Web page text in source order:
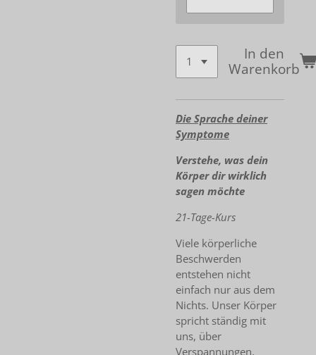
In den
Warenkorb
Die Sprache deiner
Symptome
Verstehe, was dein
Körper dir wirklich
sagen möchte
21-Tage-Kurs
Viele körperliche
Beschwerden
entstehen nicht
einfach nur aus dem
Nichts. Unser Körper
spricht ständig mit
uns, über
Verspannungen,